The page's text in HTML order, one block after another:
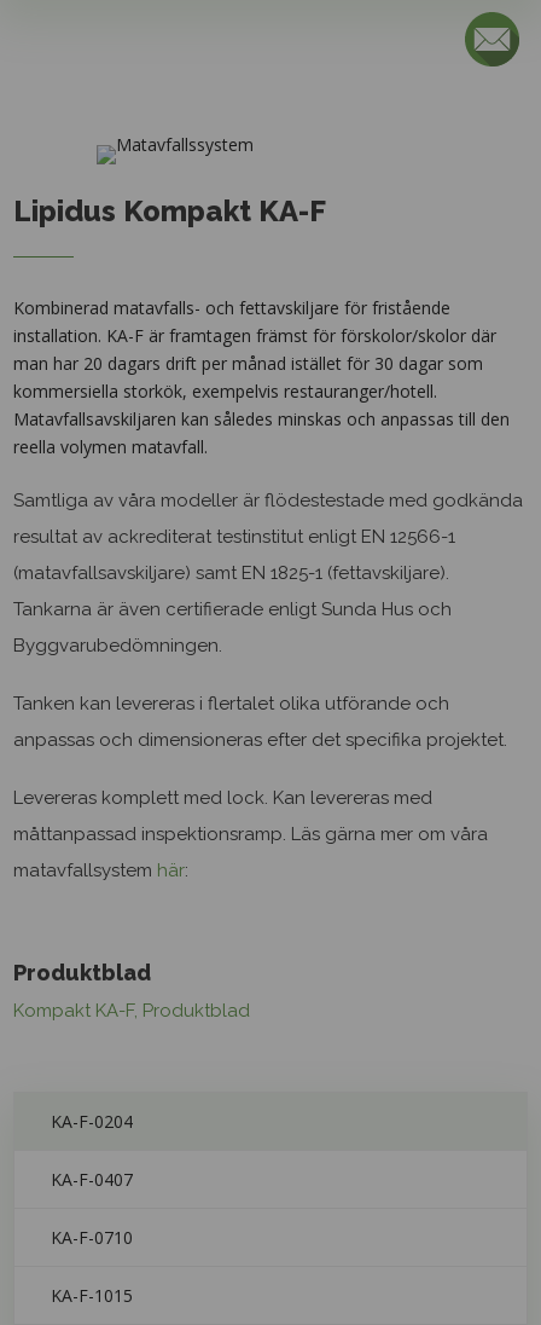
så återkommer vi snarast.
Jag godkänner hantering avpersonuppgifter
SKICKA
Lipidus Kompakt KA-F
Kombinerad matavfalls- och fettavskiljare för fristående
installation. KA-F är framtagen främst för förskolor/skolor där
man har 20 dagars drift per månad istället för 30 dagar som
kommersiella storkök, exempelvis restauranger/hotell.
Matavfallsavskiljaren kan således minskas och anpassas till den
reella volymen matavfall.
Samtliga av våra modeller är flödestestade med godkända
resultat av ackrediterat testinstitut enligt EN 12566-1
(matavfallsavskiljare) samt EN 1825-1 (fettavskiljare).
Tankarna är även certifierade enligt Sunda Hus och
Byggvarubedömningen.
Tanken kan levereras i flertalet olika utförande och
anpassas och dimensioneras efter det specifika projektet.
Levereras komplett med lock. Kan levereras med
måttanpassad inspektionsramp. Läs gärna mer om våra
matavfallsystem här:
Produktblad
Kompakt KA-F, Produktblad
KA-F-0204
KA-F-0407
KA-F-0710
KA-F-1015